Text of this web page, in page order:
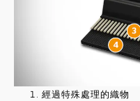
經過特殊處理的織物